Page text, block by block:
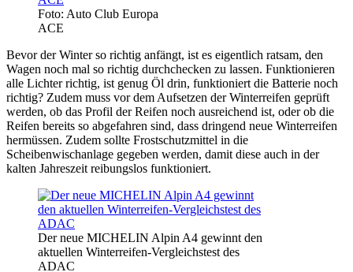
Foto: Auto Club Europa
ACE
Bevor der Winter so richtig anfängt, ist es eigentlich ratsam, den
Wagen noch mal so richtig durchchecken zu lassen. Funktionieren
alle Lichter richtig, ist genug Öl drin, funktioniert die Batterie noch
richtig? Zudem muss vor dem Aufsetzen der Winterreifen geprüft
werden, ob das Profil der Reifen noch ausreichend ist, oder ob die
Reifen bereits so abgefahren sind, dass dringend neue Winterreifen
hermüssen. Zudem sollte Frostschutzmittel in die
Scheibenwischanlage gegeben werden, damit diese auch in der
kalten Jahreszeit reibungslos funktioniert.
Der neue MICHELIN Alpin A4 gewinnt den
aktuellen Winterreifen-Vergleichstest des
ADAC